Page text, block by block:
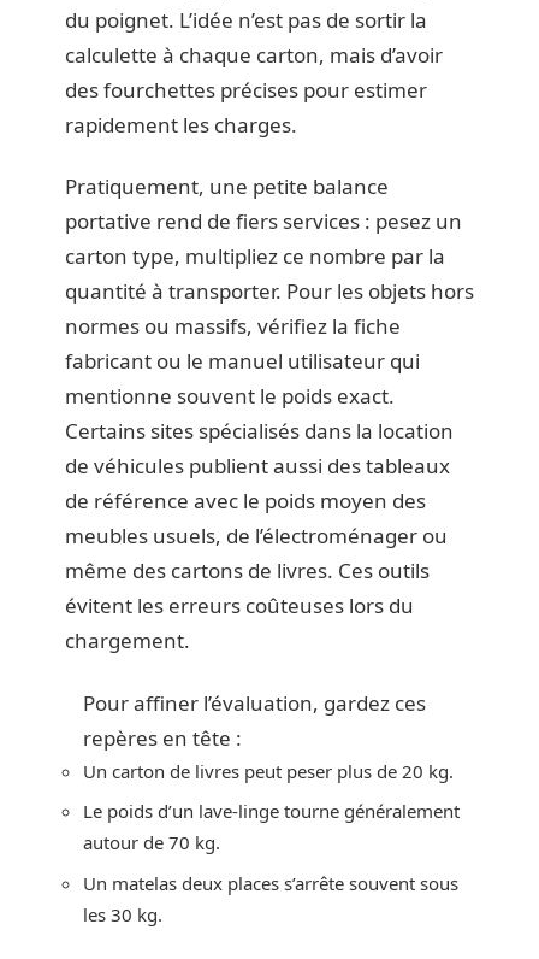
du poignet. L’idée n’est pas de sortir la
calculette à chaque carton, mais d’avoir
des fourchettes précises pour estimer
rapidement les charges.
Pratiquement, une petite balance
portative rend de fiers services : pesez un
carton type, multipliez ce nombre par la
quantité à transporter. Pour les objets hors
normes ou massifs, vérifiez la fiche
fabricant ou le manuel utilisateur qui
mentionne souvent le poids exact.
Certains sites spécialisés dans la location
de véhicules publient aussi des tableaux
de référence avec le poids moyen des
meubles usuels, de l’électroménager ou
même des cartons de livres. Ces outils
évitent les erreurs coûteuses lors du
chargement.
Pour affiner l’évaluation, gardez ces
repères en tête :
Un carton de livres peut peser plus de 20 kg.
Le poids d’un lave-linge tourne généralement
autour de 70 kg.
Un matelas deux places s’arrête souvent sous
les 30 kg.